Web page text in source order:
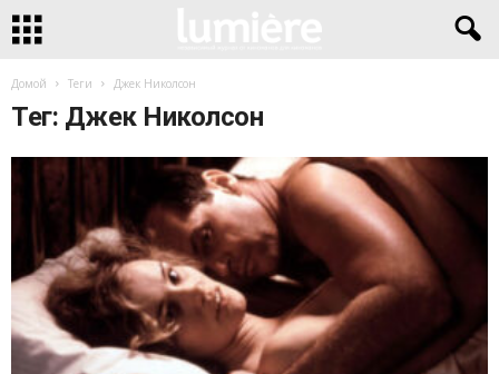
Домой Теги Джек Николсон
Тег: Джек Николсон